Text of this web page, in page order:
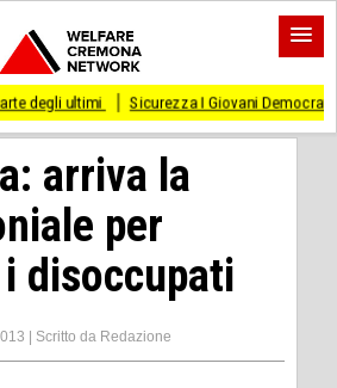
I Giovani Democratici ribattono ai
arriva la
per
disoccupati
Scritto da Redazione